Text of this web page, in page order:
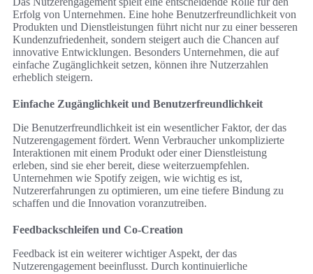
Erfolg von Unternehmen. Eine hohe Benutzerfreundlichkeit von
Produkten und Dienstleistungen führt nicht nur zu einer besseren
Kundenzufriedenheit, sondern steigert auch die Chancen auf
innovative Entwicklungen. Besonders Unternehmen, die auf
einfache Zugänglichkeit setzen, können ihre Nutzerzahlen
erheblich steigern.
Einfache Zugänglichkeit und Benutzerfreundlichkeit
Die Benutzerfreundlichkeit ist ein wesentlicher Faktor, der das
Nutzerengagement fördert. Wenn Verbraucher unkomplizierte
Interaktionen mit einem Produkt oder einer Dienstleistung
erleben, sind sie eher bereit, diese weiterzuempfehlen.
Unternehmen wie Spotify zeigen, wie wichtig es ist,
Nutzererfahrungen zu optimieren, um eine tiefere Bindung zu
schaffen und die Innovation voranzutreiben.
Feedbackschleifen und Co-Creation
Feedback ist ein weiterer wichtiger Aspekt, der das
Nutzerengagement beeinflusst. Durch kontinuierliche